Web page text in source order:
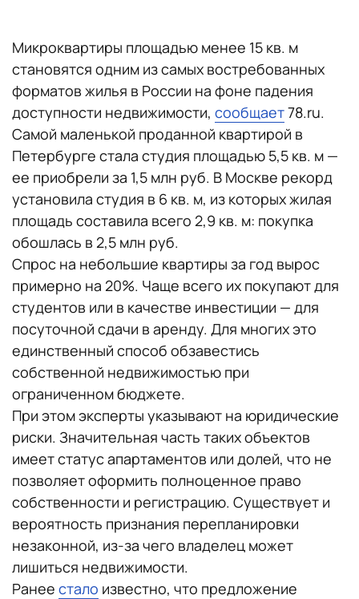
Микроквартиры площадью менее 15 кв. м
становятся одним из самых востребованных
форматов жилья в России на фоне падения
доступности недвижимости, сообщает78.ru.
Самой маленькой проданной квартирой в
Петербурге стала студия площадью 5,5 кв. м —
ее приобрели за 1,5 млн руб. В Москве рекорд
установила студия в 6 кв. м, из которых жилая
площадь составила всего 2,9 кв. м: покупка
обошлась в 2,5 млн руб.
Спрос на небольшие квартиры за год вырос
примерно на 20%. Чаще всего их покупают для
студентов или в качестве инвестиции — для
посуточной сдачи в аренду. Для многих это
единственный способ обзавестись
собственной недвижимостью при
ограниченном бюджете.
При этом эксперты указывают на юридические
риски. Значительная часть таких объектов
имеет статус апартаментов или долей, что не
позволяет оформить полноценное право
собственности и регистрацию. Существует и
вероятность признания перепланировки
незаконной, из-за чего владелец может
лишиться недвижимости.
Ранее стало известно, что предложение